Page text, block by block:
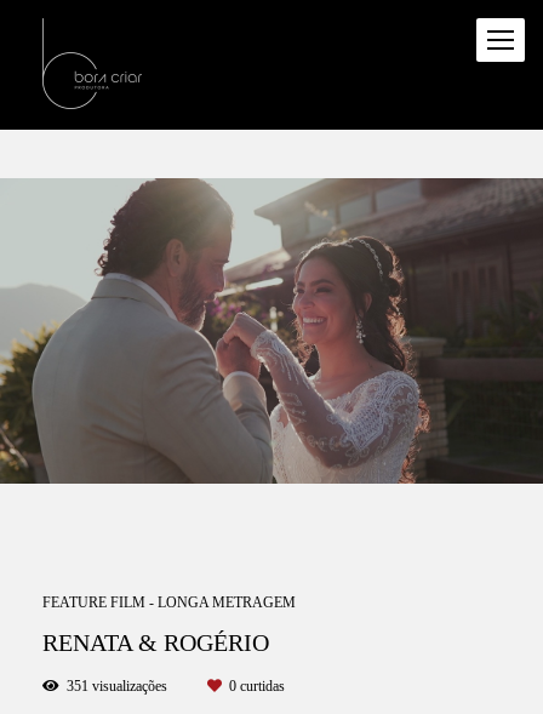
FEATURE FILM - LONGA METRAGEM
RENATA & ROGÉRIO
351 visualizações 0 curtidas